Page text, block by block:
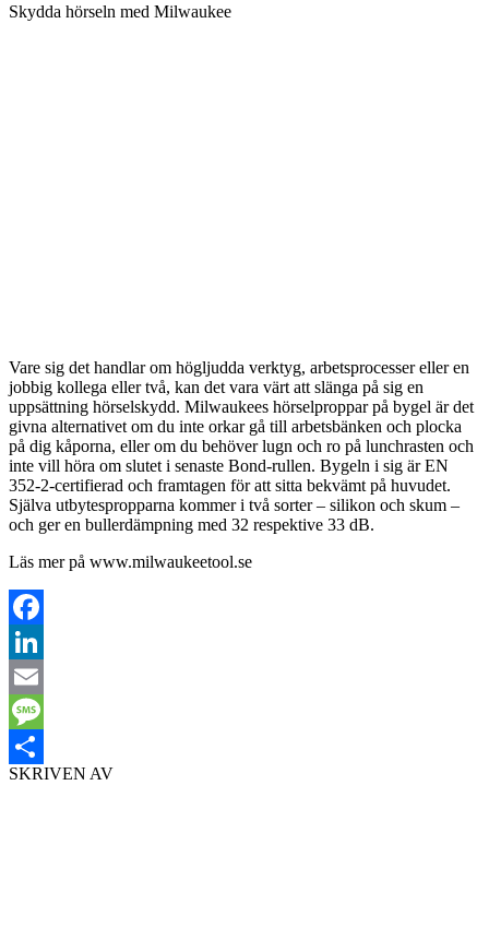
Skydda hörseln med Milwaukee
Vare sig det handlar om högljudda verktyg, arbetsprocesser eller en
jobbig kollega eller två, kan det vara värt att slänga på sig en
uppsättning hörselskydd. Milwaukees hörselproppar på bygel är det
givna alternativet om du inte orkar gå till arbetsbänken och plocka
på dig kåporna, eller om du behöver lugn och ro på lunchrasten och
inte vill höra om slutet i senaste Bond-rullen. Bygeln i sig är EN
352-2-certifierad och framtagen för att sitta bekvämt på huvudet.
Själva utbytespropparna kommer i två sorter – silikon och skum –
och ger en bullerdämpning med 32 respektive 33 dB.
Läs mer på www.milwaukeetool.se
Facebook
LinkedIn
Email
Message
Dela
SKRIVEN AV